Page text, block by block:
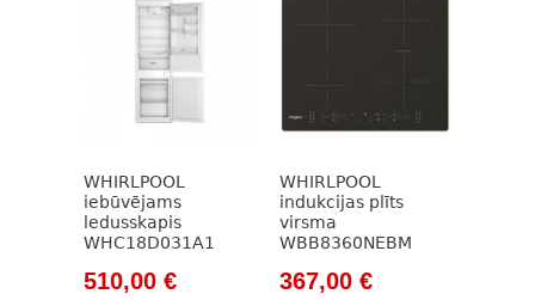
WHIRLPOOL
iebūvējams
ledusskapis
WHC18D031A1
Original
510,00 €Current
WHIRLPOOL
indukcijas plīts
virsma
WBB8360NEBM
Original
367,00 €Current